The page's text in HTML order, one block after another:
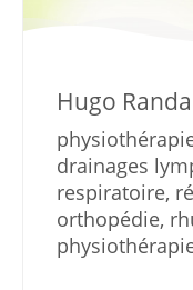
Hugo
drainages
respiratoire,
orthopédie,